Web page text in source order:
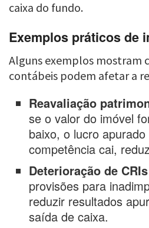
caixa do fundo.
Exemplos práticos de
Alguns exemplos mostram
contábeis podem afetar a
Reavaliação
se o valor do imóvel
baixo, o lucro
competência cai,
Deterioração de
provisões para
reduzir resultados
saída de caixa.